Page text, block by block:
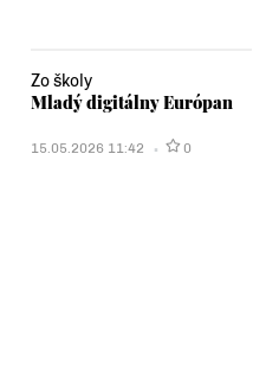
Zo školy
Mladý digitálny Európan
15.05.2026 11:42 0